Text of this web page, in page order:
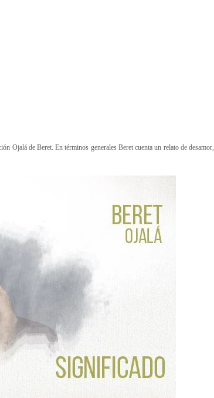
Ojalá de Beret. En términos generales Beret cuenta un relato de desamor,